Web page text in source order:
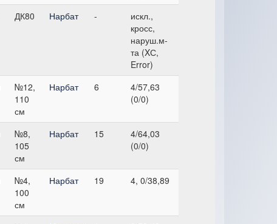
ДК80 Нарбат -
искл.,
кросс,
наруш.м-
та (XС,
Error)
№12,
110
см
Нарбат 6
4/57,63
(0/0)
№8,
105
см
Нарбат 15
4/64,03
(0/0)
№4,
100
см
Нарбат 19 4, 0/38,89